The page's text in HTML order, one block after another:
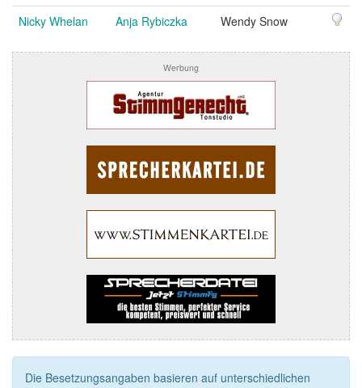
Nicky Whelan Anja Rybiczka Wendy Snow
Werbung
Die Besetzungsangaben basieren auf unterschiedlichen